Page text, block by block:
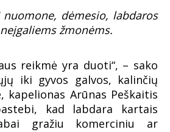
nuomone, dėmesio, labdaros
žmonėms.
reikmė yra duoti“, – sako
iki gyvos galvos, kalinčių
kapelionas Arūnas Peškaitis
kad labdara kartais
gražiu komerciniu ar